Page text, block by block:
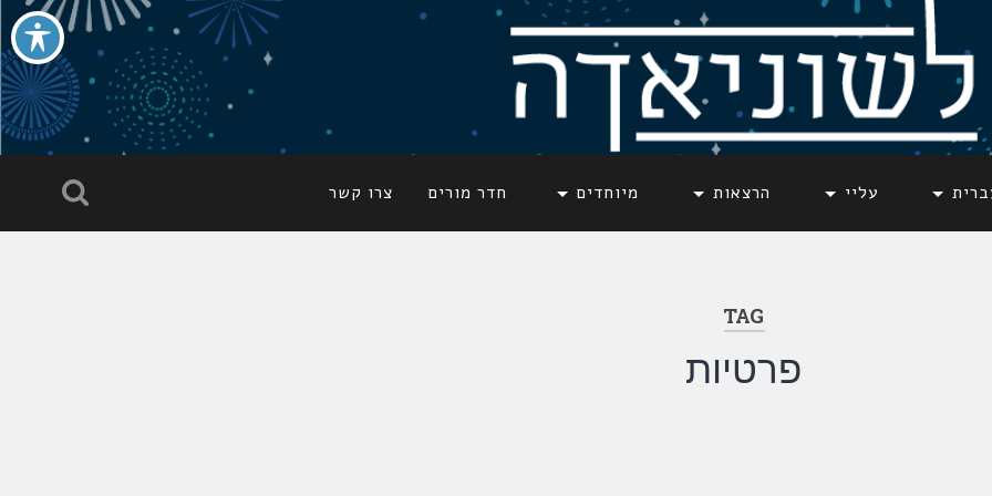
עליי הרצאות מיוחדים חדר מורים צרו קשר
TAG
פרטיות